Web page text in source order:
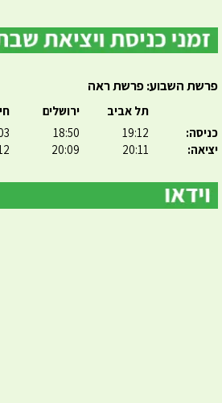
פרשת השבוע: פרשת ראה
כניסה:
יציאה:
תל אביב
19:12
20:11
ירושלים
18:50
20:09